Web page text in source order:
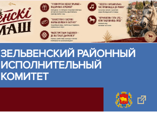
ЗЕЛЬВЕНСКИЙ РАЙОННЫЙ
ИСПОЛНИТЕЛЬНЫЙ
КОМИТЕТ